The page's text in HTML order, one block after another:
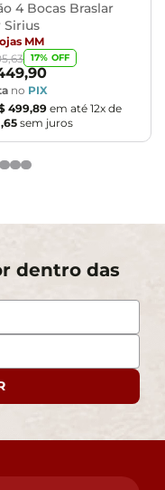
4 Bocas Braslar
Sirius
MM
,63 17% OFF
,90
no PIX
499,89 em até 12x de
,65 sem juros
dentro das